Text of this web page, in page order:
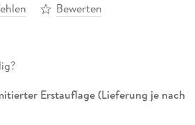
Bewerten
Erstauflage (Lieferung je nach